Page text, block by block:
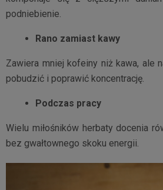
podniebienie.
Rano zamiast kawy
Zawiera mniej kofeiny niż kawa, ale
pobudzić i poprawić koncentrację.
Podczas pracy
Wielu miłośników herbaty docenia
bez gwałtownego skoku energii.